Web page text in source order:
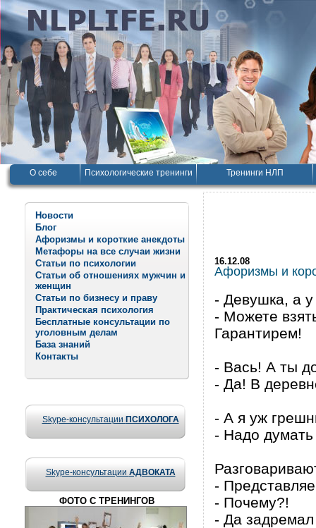
О себе Психологические тренинги Тренинги НЛП
Новости
Блог
Афоризмы и короткие анекдоты
Метафоры на все случаи жизни
Статьи по психологии
Статьи об отношениях мужчин и
женщин
Статьи по бизнесу и праву
Практическая психология
Бесплатные консультации по
уголовным делам
База знаний
Контакты
Skype-консультации ПСИХОЛОГА
Skype-консультации АДВОКАТА
ФОТО С ТРЕНИНГОВ
16.12.08
Афоризмы и
- Девушка, а у
- Можете
Гарантирем!
- Вась! А ты
- Да! В
- А я уж
- Надо
-
- Почему?!
- Да